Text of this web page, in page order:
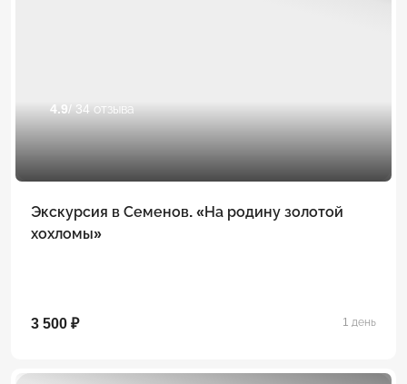
4.9 / 34 отзыва
Экскурсия в Семенов. «На родину золотой
хохломы»
3 500 ₽ 1 день